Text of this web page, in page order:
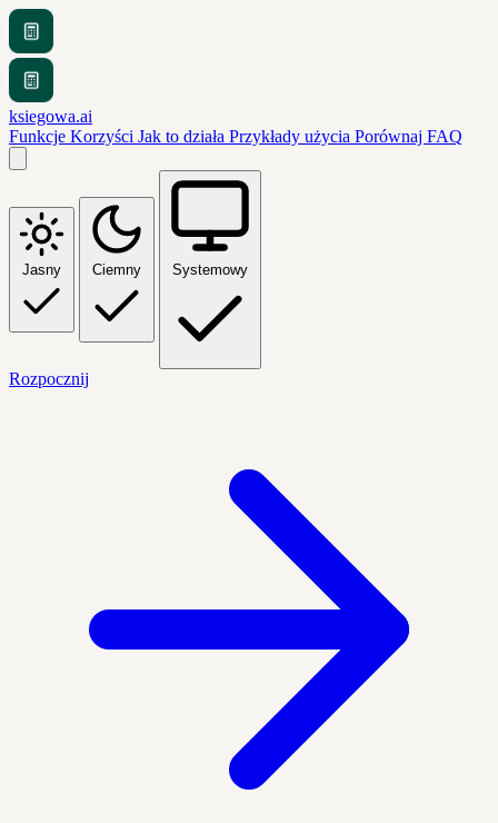
ksiegowa.ai
Funkcje Korzyści Jak to działa Przykłady użycia Porównaj FAQ
Jasny Ciemny Systemowy
Rozpocznij